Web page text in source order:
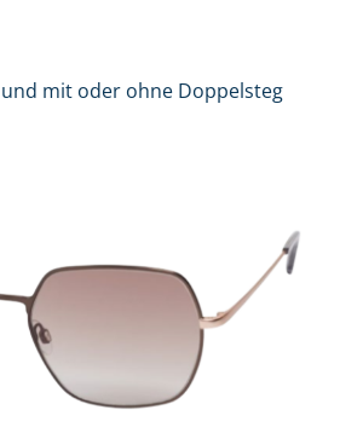
mit oder ohne Doppelsteg